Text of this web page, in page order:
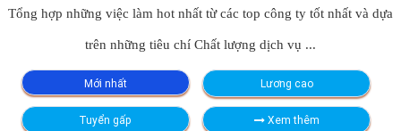
Tổng hợp những việc làm hot nhất từ các top công ty tốt nhất và dựa
trên những tiêu chí Chất lượng dịch vụ ...
Mới nhất Lương cao
Tuyển gấp Xem thêm